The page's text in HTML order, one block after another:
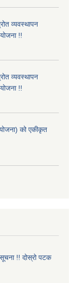
व्यवस्थापन
!!
व्यवस्थापन
!!
को एकीकृत
!! दोस्रो पटक